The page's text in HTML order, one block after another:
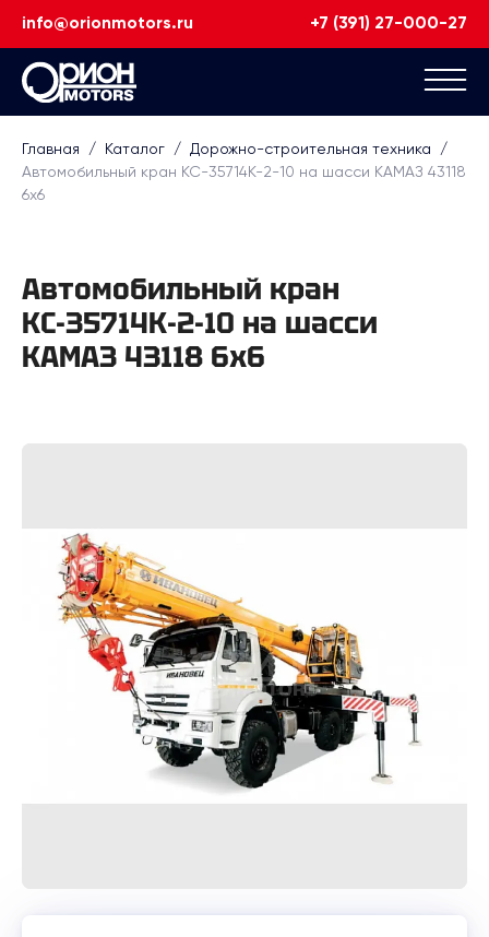
info@orionmotors.ru +7 (391) 27-000-27
Главная / Каталог / Дорожно-строительная техника
/
Автомобильный кран КС-35714К-2-10 на шасси КАМАЗ 43118
6х6
Автомобильный кран
КС-35714К-2-10 на шасси
КАМАЗ 43118 6х6